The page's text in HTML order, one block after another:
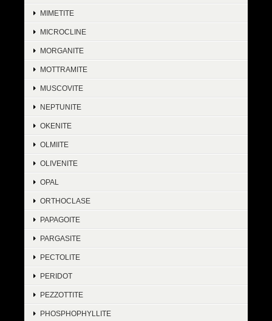
MIMETITE
MICROCLINE
MORGANITE
MOTTRAMITE
MUSCOVITE
NEPTUNITE
OKENITE
OLMIITE
OLIVENITE
OPAL
ORTHOCLASE
PAPAGOITE
PARGASITE
PECTOLITE
PERIDOT
PEZZOTTITE
PHOSPHOPHYLLITE